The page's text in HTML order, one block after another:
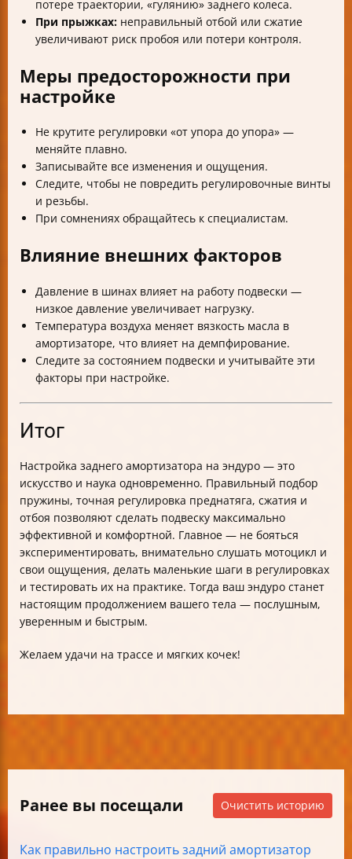
потере траектории, «гулянию» заднего колеса.
При прыжках: неправильный отбой или сжатие
увеличивают риск пробоя или потери контроля.
Меры предосторожности при
настройке
Не крутите регулировки «от упора до упора» —
меняйте плавно.
Записывайте все изменения и ощущения.
Следите, чтобы не повредить регулировочные винты
и резьбы.
При сомнениях обращайтесь к специалистам.
Влияние внешних факторов
Давление в шинах влияет на работу подвески —
низкое давление увеличивает нагрузку.
Температура воздуха меняет вязкость масла в
амортизаторе, что влияет на демпфирование.
Следите за состоянием подвески и учитывайте эти
факторы при настройке.
Итог
Настройка заднего амортизатора на эндуро — это
искусство и наука одновременно. Правильный подбор
пружины, точная регулировка преднатяга, сжатия и
отбоя позволяют сделать подвеску максимально
эффективной и комфортной. Главное — не бояться
экспериментировать, внимательно слушать мотоцикл и
свои ощущения, делать маленькие шаги в регулировках
и тестировать их на практике. Тогда ваш эндуро станет
настоящим продолжением вашего тела — послушным,
уверенным и быстрым.
Желаем удачи на трассе и мягких кочек!
Ранее вы посещали Очистить историю
Как правильно настроить задний амортизатор